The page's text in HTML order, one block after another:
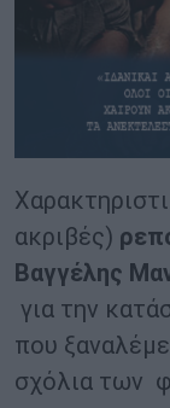
ακριβές)
Βαγγέλης
για την
που
σχόλια των